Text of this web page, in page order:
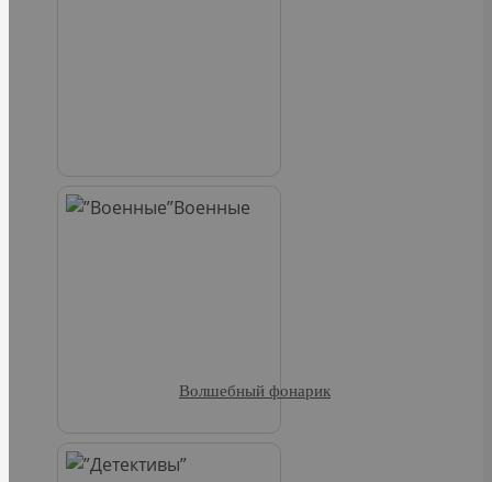
Военные
Волшебный фонарик